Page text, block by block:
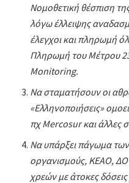
Νομοθετική θέσπιση
λόγω έλλειψης
έλεγχοι και πληρωμή
Πληρωμή του Μέτρου
Monitoring.
Να σταματήσουν οι
«Ελληνοποιήσεις»
πχ Mercosur και άλλες
Να υπάρξει πάγωμα
οργανισμούς, ΚΕΑΟ,
χρεών με άτοκες